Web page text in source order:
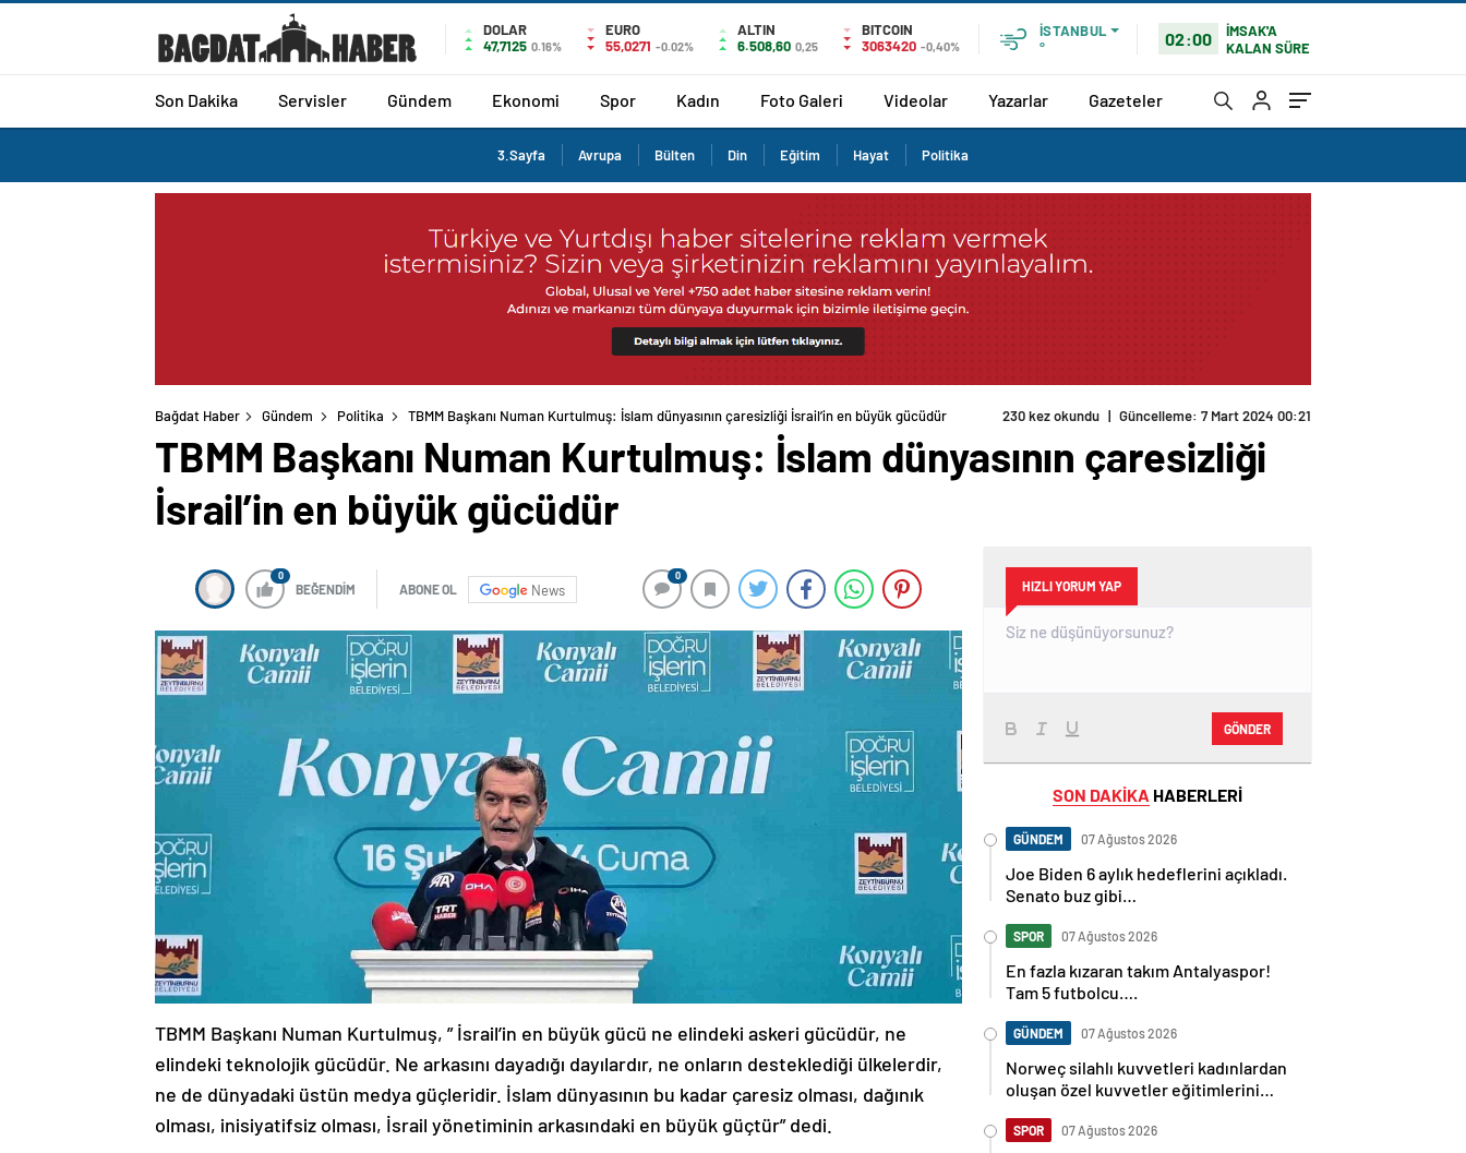
DOLAR
47,7125 0.16%
EURO
55,0271 -0.02%
ALTIN
6.508,60 0,25
BITCOIN
3063420 -0,40%
İSTANBUL
°
02:00
İMSAK'A
KALAN SÜRE
Son Dakika Servisler Gündem Ekonomi Spor Kadın Foto Galeri Videolar Yazarlar Gazeteler
3.Sayfa Avrupa Bülten Din Eğitim Hayat Politika
Bağdat Haber Gündem Politika TBMM Başkanı Numan Kurtulmuş: İslam dünyasının çaresizliği İsrail’in en büyük gücüdür 230 kez okundu | Güncelleme: 7 Mart 2024 00:21
TBMM Başkanı Numan Kurtulmuş: İslam dünyasının çaresizliği
İsrail’in en büyük gücüdür
0
BEĞENDİM ABONE OL News
0
TBMM Başkanı Numan Kurtulmuş, ” İsrail’in en büyük gücü ne elindeki askeri gücüdür, ne
elindeki teknolojik gücüdür. Ne arkasını dayadığı dayılardır, ne onların desteklediği ülkelerdir,
ne de dünyadaki üstün medya güçleridir. İslam dünyasının bu kadar çaresiz olması, dağınık
olması, inisiyatifsiz olması, İsrail yönetiminin arkasındaki en büyük güçtür” dedi.
HIZLI YORUM YAP
GÖNDER
SON DAKİKA HABERLERİ
GÜNDEM 07 Ağustos 2026
Joe Biden 6 aylık hedeflerini açıkladı.
Senato buz gibi…
SPOR 07 Ağustos 2026
En fazla kızaran takım Antalyaspor!
Tam 5 futbolcu….
GÜNDEM 07 Ağustos 2026
Norweç silahlı kuvvetleri kadınlardan
oluşan özel kuvvetler eğitimlerini
SPOR 07 Ağustos 2026